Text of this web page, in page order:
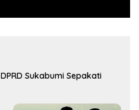
Sukabumi Sepakati